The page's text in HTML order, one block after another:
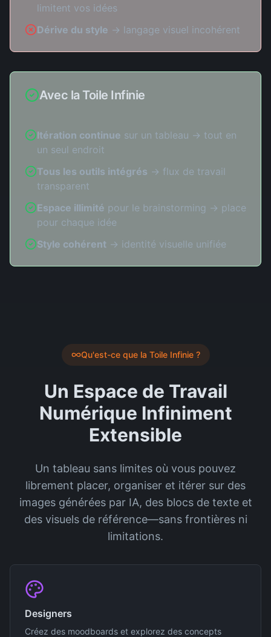
limitent vos idées
Dérive du style → langage visuel incohérent
Avec la Toile Infinie
Itération continue sur un tableau → tout en
un seul endroit
Tous les outils intégrés → flux de travail
transparent
Espace illimité pour le brainstorming → place
pour chaque idée
Style cohérent → identité visuelle unifiée
Qu'est-ce que la Toile Infinie ?
Un Espace de Travail
Numérique Infiniment
Extensible
Un tableau sans limites où vous pouvez
librement placer, organiser et itérer sur des
images générées par IA, des blocs de texte et
des visuels de référence—sans frontières ni
limitations.
Designers
Créez des moodboards et explorez des concepts